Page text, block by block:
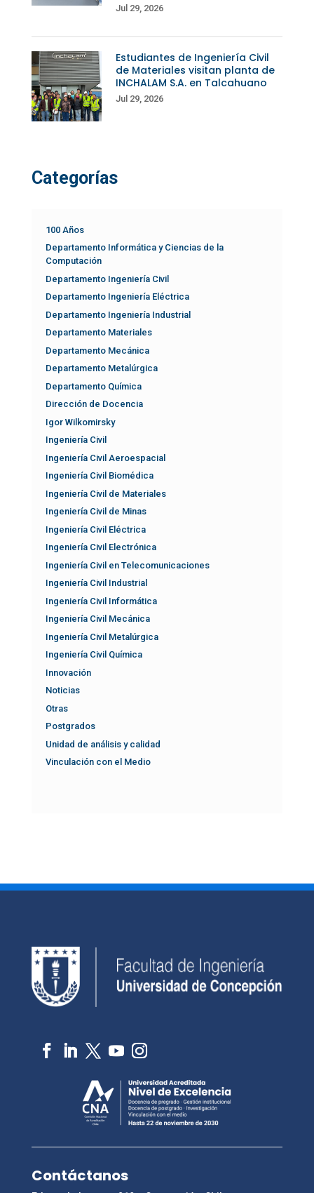
Jul 29, 2026
Estudiantes de Ingeniería Civil
de Materiales visitan planta de
INCHALAM S.A. en Talcahuano
Jul 29, 2026
Categorías
100 Años
Departamento Informática y Ciencias de la
Computación
Departamento Ingeniería Civil
Departamento Ingeniería Eléctrica
Departamento Ingeniería Industrial
Departamento Materiales
Departamento Mecánica
Departamento Metalúrgica
Departamento Química
Dirección de Docencia
Igor Wilkomirsky
Ingeniería Civil
Ingeniería Civil Aeroespacial
Ingeniería Civil Biomédica
Ingeniería Civil de Materiales
Ingeniería Civil de Minas
Ingeniería Civil Eléctrica
Ingeniería Civil Electrónica
Ingeniería Civil en Telecomunicaciones
Ingeniería Civil Industrial
Ingeniería Civil Informática
Ingeniería Civil Mecánica
Ingeniería Civil Metalúrgica
Ingeniería Civil Química
Innovación
Noticias
Otras
Postgrados
Unidad de análisis y calidad
Vinculación con el Medio
Contáctanos